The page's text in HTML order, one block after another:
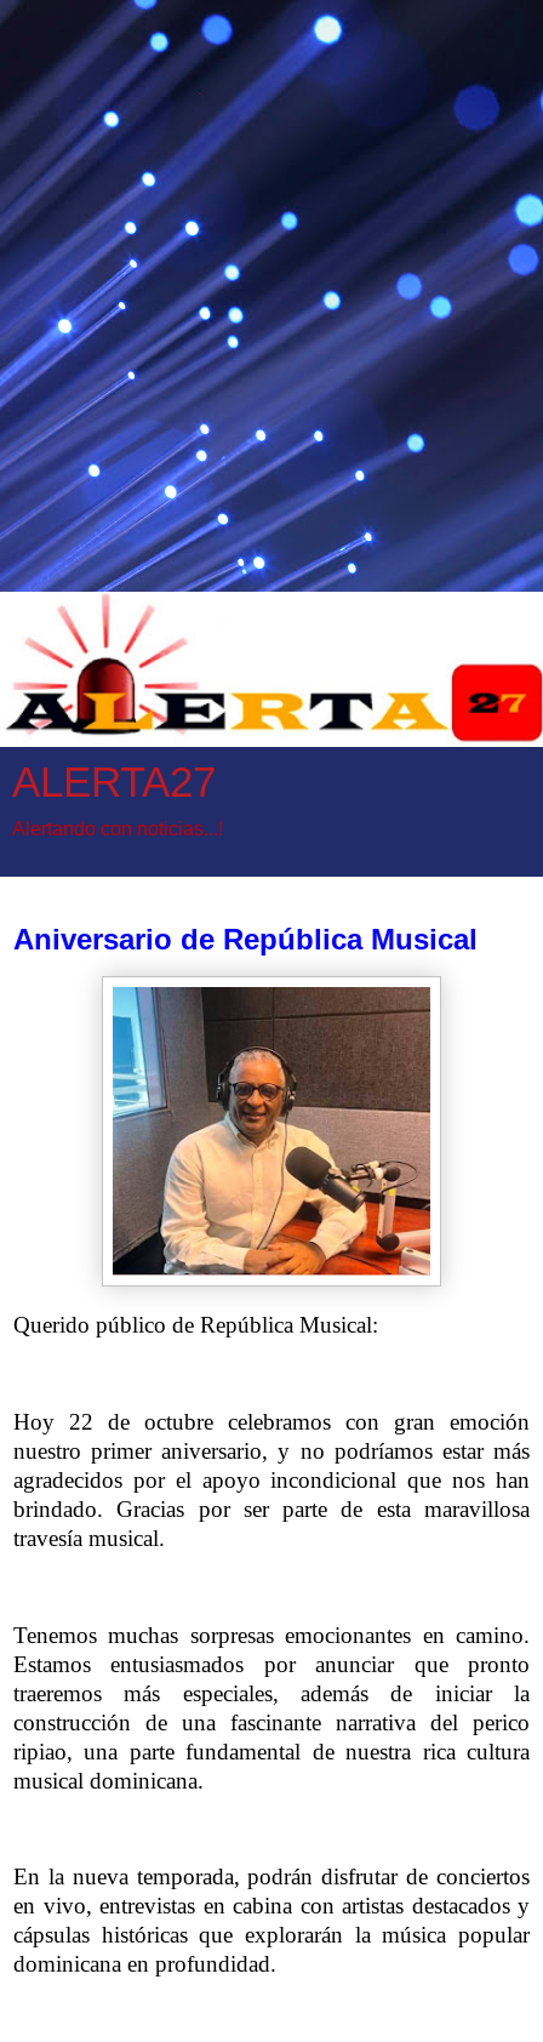
ALERTA27
Alertando con noticias...!
Aniversario de República Musical
Querido público de República Musical:
Hoy 22 de octubre celebramos con gran emoción
nuestro primer aniversario, y no podríamos estar más
agradecidos por el apoyo incondicional que nos han
brindado. Gracias por ser parte de esta maravillosa
travesía musical.
Tenemos muchas sorpresas emocionantes en camino.
Estamos entusiasmados por anunciar que pronto
traeremos más especiales, además de iniciar la
construcción de una fascinante narrativa del perico
ripiao, una parte fundamental de nuestra rica cultura
musical dominicana.
En la nueva temporada, podrán disfrutar de conciertos
en vivo, entrevistas en cabina con artistas destacados y
cápsulas históricas que explorarán la música popular
dominicana en profundidad.